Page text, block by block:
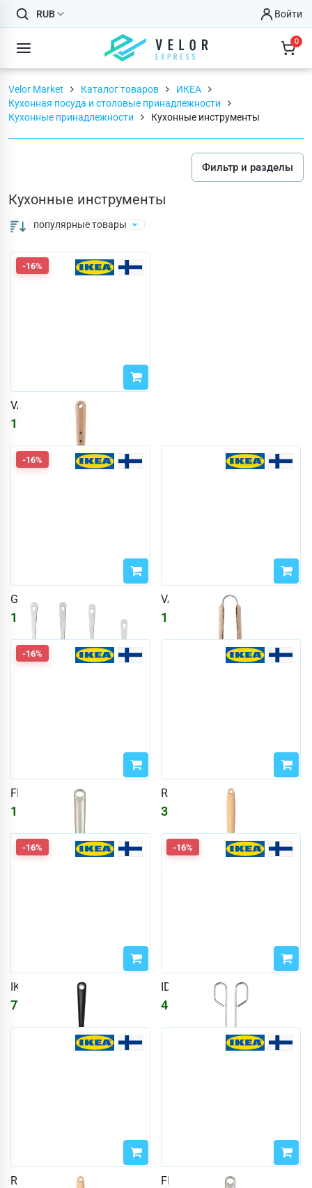
RUB Войти
0
Velor Market Каталог товаров
ИКЕА
Кухонная посуда и столовые принадлежности
Кухонные принадлежности
Кухонные инструменты
Фильтр и разделы
Кухонные инструменты
популярные товары
-16%
VARDAGEN
1089
-16%
GRUNKA
1556 1858
VARDAGEN
1089
-16%
FINMAT
1556
RÖRT
310
-16%
IKEA 365+ HJÄLTE
777
-16%
IDEALISK
465 ₽
RÖRT FINMAT